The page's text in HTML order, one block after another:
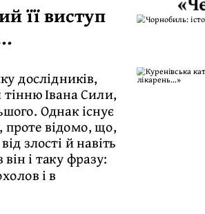
її виступ
дослідників,
Івана Сили,
Однак існує
проте відомо, що,
злості й навіть
і таку фразу:
і в